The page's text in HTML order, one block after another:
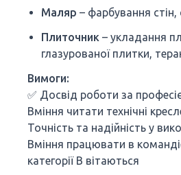
Маляр – фарбування стін,
Плиточник – укладання
глазурованої плитки,
Вимоги:
✅ Досвід роботи за
Вміння читати технічні
Точність та надійність у
Вміння працювати в
категорії B вітаються